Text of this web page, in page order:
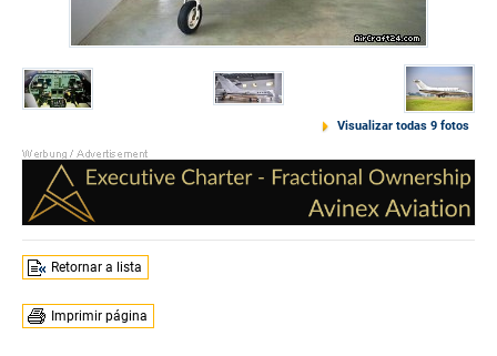
Visualizar todas 9 fotos
Retornar a lista
Imprimir página